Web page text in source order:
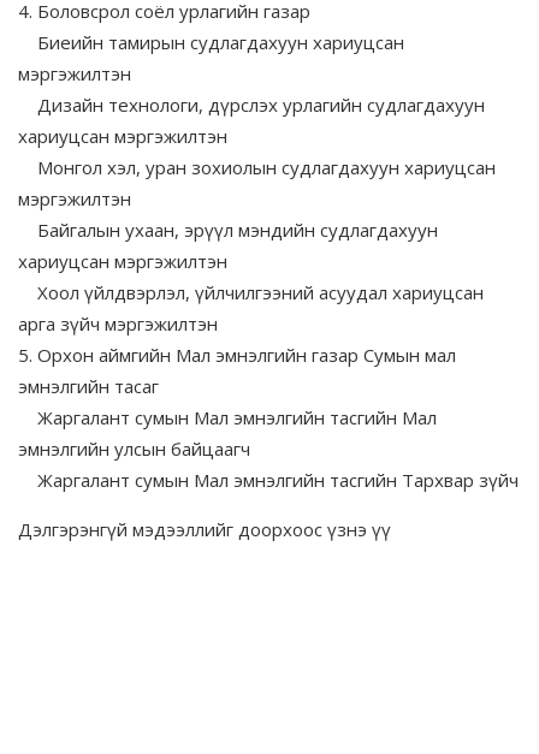
4. Боловсрол соёл урлагийн газар
Биеийн тамирын судлагдахуун хариуцсан
мэргэжилтэн
Дизайн технологи, дүрслэх урлагийн судлагдахуун
хариуцсан мэргэжилтэн
Монгол хэл, уран зохиолын судлагдахуун хариуцсан
мэргэжилтэн
Байгалын ухаан, эрүүл мэндийн судлагдахуун
хариуцсан мэргэжилтэн
Хоол үйлдвэрлэл, үйлчилгээний асуудал хариуцсан
арга зүйч мэргэжилтэн
5. Орхон аймгийн Мал эмнэлгийн газар Сумын мал
эмнэлгийн тасаг
Жаргалант сумын Мал эмнэлгийн тасгийн Мал
эмнэлгийн улсын байцаагч
Жаргалант сумын Мал эмнэлгийн тасгийн Тархвар зүйч
Дэлгэрэнгүй мэдээллийг доорхоос үзнэ үү